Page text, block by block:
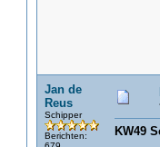
Jan de
Reus
Schipper
Berichten:
KW49